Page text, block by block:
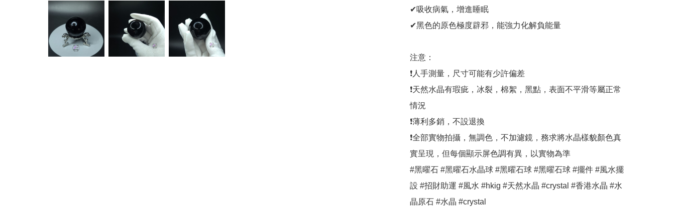
✔吸收病氣，增進睡眠
✔黑色的原色極度辟邪，能強力化解負能量
注意：
❗人手測量，尺寸可能有少許偏差
❗天然水晶有瑕疵，冰裂，棉絮，黑點，表面不平滑等屬正常
情況
❗薄利多銷，不設退換
❗全部實物拍攝，無調色，不加濾鏡，務求將水晶樣貌顏色真
實呈現，但每個顯示屏色調有異，以實物為準
#黑曜石 #黑曜石水晶球 #黑曜石球 #黑曜石球 #擺件 #風水擺
設 #招財助運 #風水 #hkig #天然水晶 #crystal #香港水晶 #水
晶原石 #水晶 #crystal